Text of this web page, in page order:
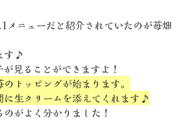
ニューだと紹介されていたのが苺畑
す♪
見ることができますよ！
トッピングが始まります。
に生クリームを添えてくれます♪
がよく分かりました！